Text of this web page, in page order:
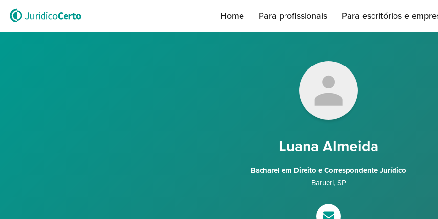
Home Para profissionais Para escritórios e
Luana Almeida
Bacharel em Direito e Correspondente Jurídico
Barueri, SP